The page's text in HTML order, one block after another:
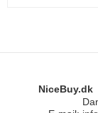
NiceBuy.dk